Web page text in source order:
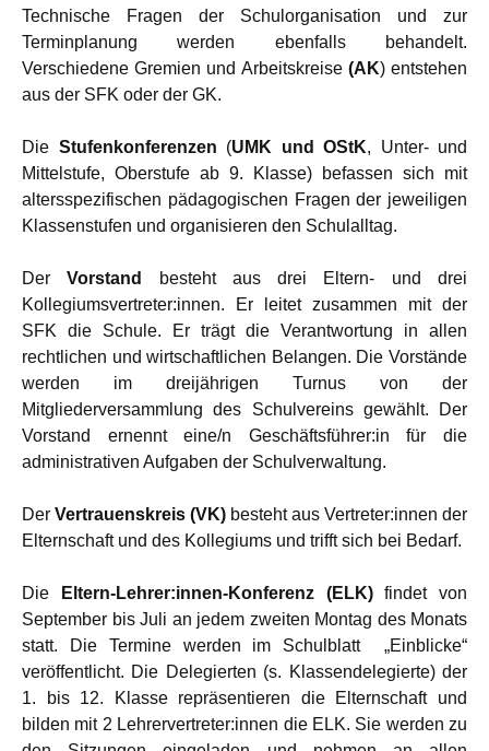
Technische Fragen der Schulorganisation und zur
Terminplanung werden ebenfalls behandelt.
Verschiedene Gremien und Arbeitskreise (AK) entstehen
aus der SFK oder der GK.
Die Stufenkonferenzen (UMK und OStK, Unter- und
Mittelstufe, Oberstufe ab 9. Klasse) befassen sich mit
altersspezifischen pädagogischen Fragen der jeweiligen
Klassenstufen und organisieren den Schulalltag.
DerVorstand
besteht aus drei Eltern- und drei
Kollegiumsvertreter:innen. Er leitet zusammen mit der
SFK die Schule. Er trägt die Verantwortung in allen
rechtlichen und wirtschaftlichen Belangen. Die Vorstände
werden im dreijährigen Turnus von der
Mitgliederversammlung des Schulvereins gewählt. Der
Vorstand ernennt eine/n Geschäftsführer:in für die
administrativen Aufgaben der Schulverwaltung.
Der Vertrauenskreis (VK) besteht aus Vertreter:innen der
Elternschaft und des Kollegiums und trifft sich bei Bedarf.
Die Eltern-Lehrer:innen-Konferenz (ELK)findet von
September bis Juli an jedem zweiten Montag des Monats
statt. Die Termine werden im Schulblatt „Einblicke“
veröffentlicht. Die Delegierten (s. Klassendelegierte) der
1. bis 12. Klasse repräsentieren die Elternschaft und
bilden mit 2 Lehrervertreter:innen die ELK. Sie werden zu